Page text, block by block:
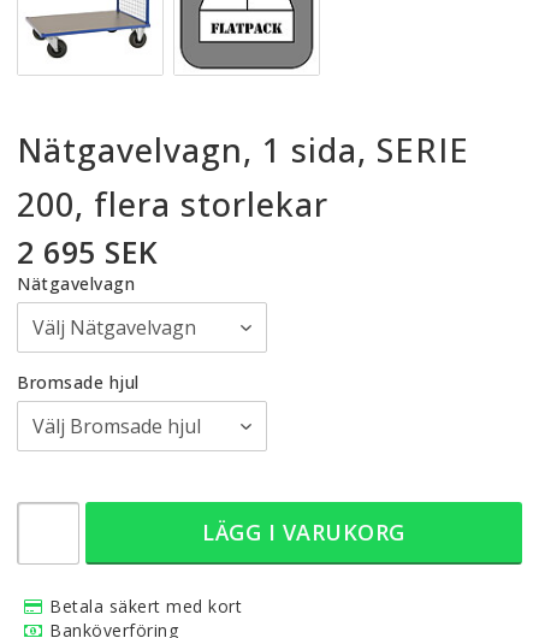
Nätgavelvagn, 1 sida, SERIE
200, flera storlekar
2 695 SEK
Nätgavelvagn
Bromsade hjul
LÄGG I VARUKORG
Betala säkert med kort
Banköverföring